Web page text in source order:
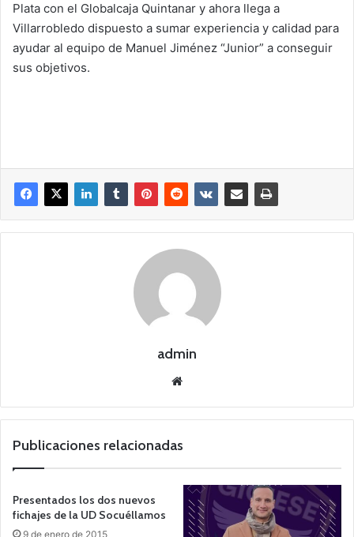
Plata con el Globalcaja Quintanar y ahora llega a
Villarrobledo dispuesto a sumar experiencia y calidad para
ayudar al equipo de Manuel Jiménez “Junior” a conseguir
sus objetivos.
admin
we
Publicaciones relacionadas
Presentados los dos nuevos
fichajes de la UD Socuéllamos
9 de enero de 2015